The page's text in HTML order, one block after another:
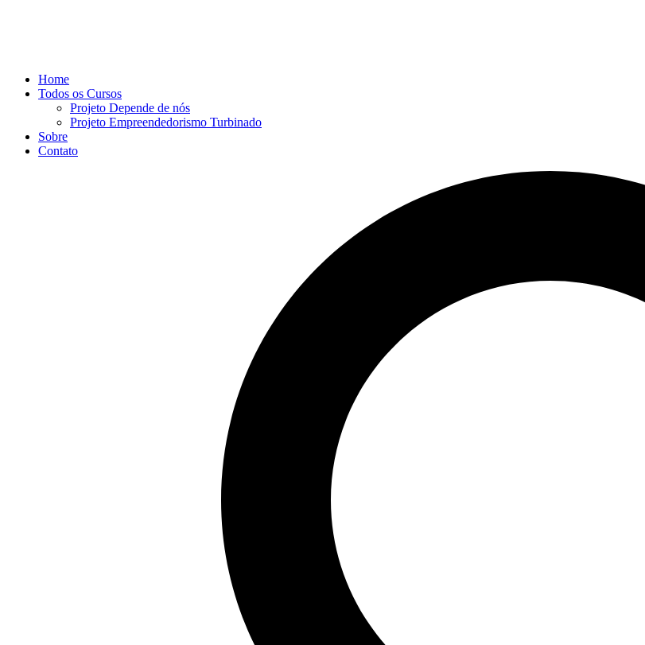
Home
Todos os Cursos
Projeto Depende de nós
Projeto Empreendedorismo Turbinado
Sobre
Contato